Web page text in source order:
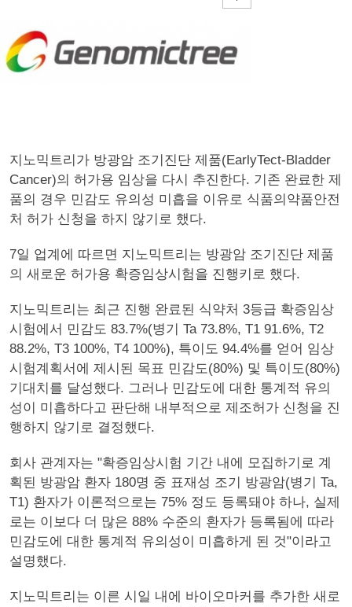
지노믹트리가 방광암 조기진단 제품(EarlyTect-Bladder
Cancer)의 허가용 임상을 다시 추진한다. 기존 완료한 제
품의 경우 민감도 유의성 미흡을 이유로 식품의약품안전
처 허가 신청을 하지 않기로 했다.
7일 업계에 따르면 지노믹트리는 방광암 조기진단 제품
의 새로운 허가용 확증임상시험을 진행키로 했다.
지노믹트리는 최근 진행 완료된 식약처 3등급 확증임상
시험에서 민감도 83.7%(병기 Ta 73.8%, T1 91.6%, T2
88.2%, T3 100%, T4 100%), 특이도 94.4%를 얻어 임상
시험계획서에 제시된 목표 민감도(80%) 및 특이도(80%)
기대치를 달성했다. 그러나 민감도에 대한 통계적 유의
성이 미흡하다고 판단해 내부적으로 제조허가 신청을 진
행하지 않기로 결정했다.
회사 관계자는 "확증임상시험 기간 내에 모집하기로 계
획된 방광암 환자 180명 중 표재성 조기 방광암(병기 Ta,
T1) 환자가 이론적으로는 75% 정도 등록돼야 하나, 실제
로는 이보다 더 많은 88% 수준의 환자가 등록됨에 따라
민감도에 대한 통계적 유의성이 미흡하게 된 것"이라고
설명했다.
지노믹트리는 이른 시일 내에 바이오마커를 추가한 새로